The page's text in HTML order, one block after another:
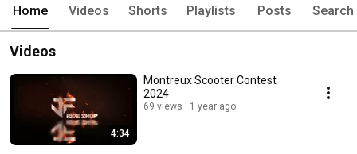
Home Videos Shorts Playlists Posts Search
Videos
4:34
Montreux Scooter Contest
2024
69 views 1 year ago